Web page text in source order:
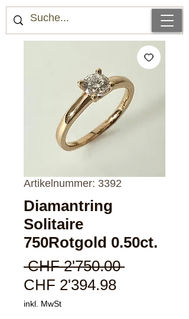
Artikelnummer: 3392
Diamantring
Solitaire
750Rotgold 0.50ct.
CHF 2'750.00
CHF 2'394.98Sale-
inkl. MwSt